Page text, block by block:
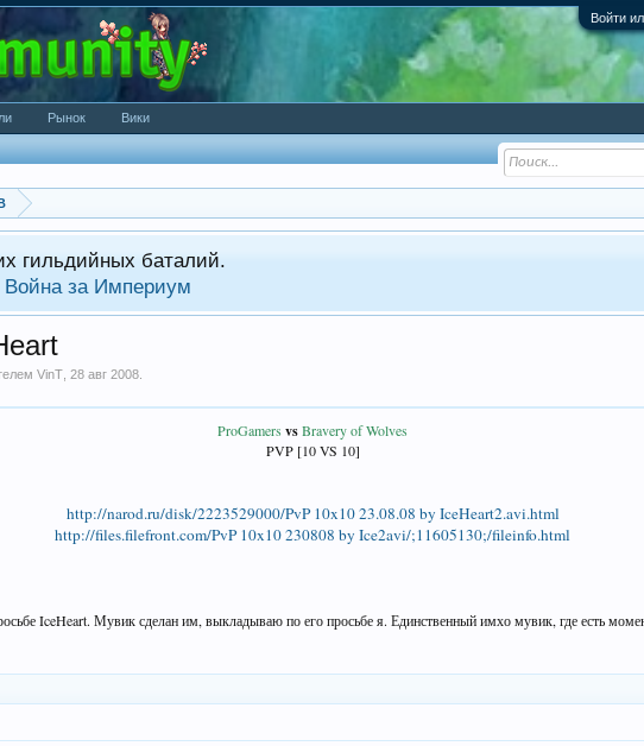
Войти
гильдийных баталий.
Война за Империум
VinT 28 авг 2008
ProGamers vsBravery of Wolves
PVP [10 VS 10]​
http://narod.ru/disk/2223529000/PvP 10x10 23.08.08 by IceHeart2.avi.html
http://files.filefront.com/PvP 10x10 230808 by Ice2avi/;11605130;/fileinfo.html
IceHeart. Мувик сделан им, выкладываю по его просьбе я. Единственный имхо мувик, где есть
Рынок Вики